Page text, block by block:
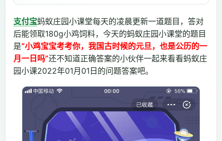
支付宝蚂蚁庄园小课堂每天的凌晨更新一道题目，答对
后能领取180g小鸡饲料，今天的蚂蚁庄园小课堂的题目
是“小鸡宝宝考考你，我国古时候的元旦，也是公历的一
月一日吗”还不知道正确答案的小伙伴一起来看看蚂蚁庄
园小课2022年01月01日的问题答案吧。